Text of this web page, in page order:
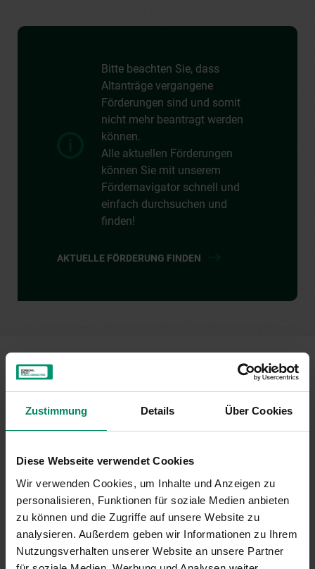
Zustimmung Details Über Cookies
Diese Webseite verwendet Cookies
Wir verwenden Cookies, um Inhalte und Anzeigen zu
personalisieren, Funktionen für soziale Medien anbieten
zu können und die Zugriffe auf unsere Website zu
analysieren. Außerdem geben wir Informationen zu Ihrem
Nutzungsverhalten unserer Website an unsere Partner
Bitte beachten Sie, dass
Altanträge vergangene
Förderungen sind und somit
nicht mehr beantragt werden
können.
Alle aktuellen Förderungen
können Sie mit unserem
Fördernavigator schnell und
einfach durchsuchen und
finden!
AKTUELLE FÖRDERUNG FINDEN
Luft, Lärm, Abfall
Kulturbetriebe
Gebäude
Forschung &